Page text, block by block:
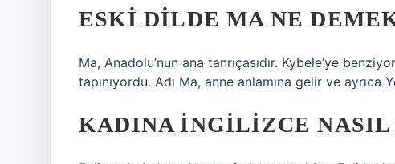
ESKI DILDE MA NE
Ma, Anadolu’nun ana tanrıçasıdır. Kybele’ye
tapınıyordu. Adı Ma, anne anlamına gelir ve
KADINA INGILIZCE